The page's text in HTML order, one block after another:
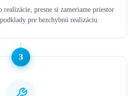
realizácie, presne si zameriame priestor
pre bezchybnú realizáciu.
3